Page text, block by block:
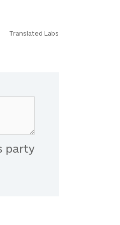
Translated Labs
party